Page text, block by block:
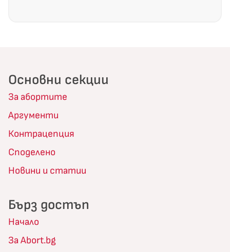
Основни секции
За абортите
Аргументи
Контрацепция
Споделено
Новини и статии
Бърз достъп
Начало
За Abort.bg